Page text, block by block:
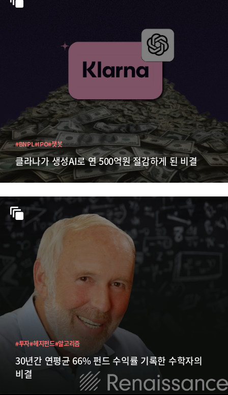
클라나가 생성AI로 연 500억원 절감하게 된 비결
#BNPL#IPO#챗봇
30년간 연평균 66% 펀드 수익률 기록한 수학자의
비결
#투자#헤지펀드#알고리즘